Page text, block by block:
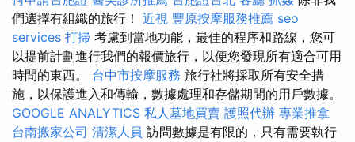
們選擇有組織的旅行！ 近視 豐原按摩服務推薦 seo
services 打掃 考慮到當地功能，最佳的程序和路線，您可
以提前計劃進行我們的報價旅行，以便您發現所有適合可用
時間的東西。 台中市按摩服務 旅行社將採取所有安全措
施，以保護進入和傳輸，數據處理和存儲期間的用戶數據。
GOOGLE ANALYTICS 私人墓地買賣 護照代辦 專業推拿
台南搬家公司 清潔人員 訪問數據是有限的，只有需要執行